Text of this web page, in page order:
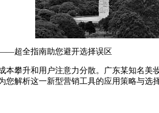
超全指南助您避开选择误区
本攀升和用户注意力分散。广东某知名
解析这一新型营销工具的应用策略与选择